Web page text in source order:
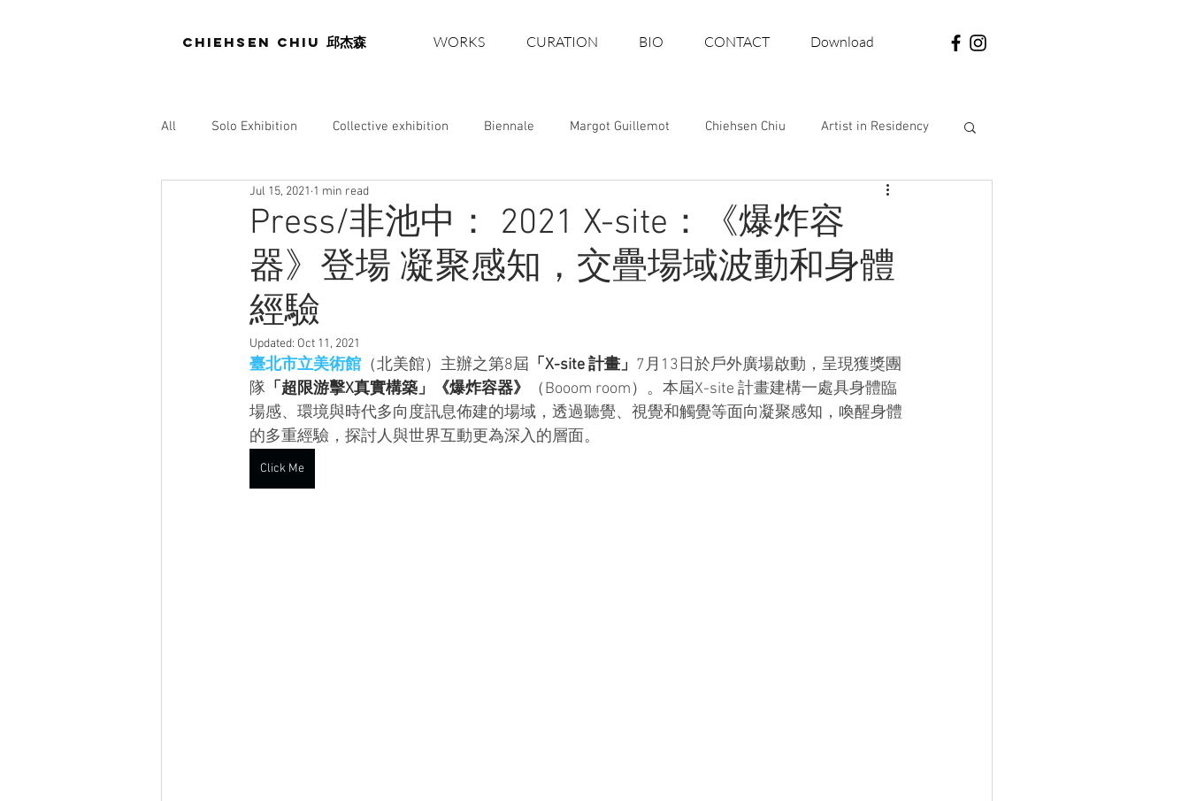
Chiehsen CHIU 邱杰森 WORKS CURATION BIO CONTACT Download
All Solo Exhibition Collective exhibition Biennale Margot Guillemot Chiehsen Chiu Artist in Residency
Museum Gallery
Pubication
Press/非池中： 2021 X-site：《爆炸容
器》登場 凝聚感知，交疊場域波動和身體
經驗
Jul 15, 2021 1 min read
Updated: Oct 11, 2021
臺北市立美術館 （北美館）主辦之第8屆 「X-site 計畫」 7月13日於戶外廣場啟動，呈現獲獎團
隊 「超限游擊X真實構築」《爆炸容器》
（Booom room）。本屆X-site 計畫建構一處具身體臨
場感、環境與時代多向度訊息佈建的場域，透過聽覺、視覺和觸覺等面向凝聚感知，喚醒身體
的多重經驗，探討人與世界互動更為深入的層面。
Click Me